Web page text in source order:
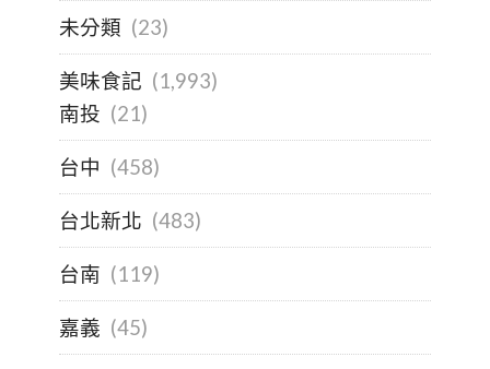
未分類 (23)
美味食記 (1,993)
南投 (21)
台中 (458)
台北新北 (483)
台南 (119)
嘉義 (45)